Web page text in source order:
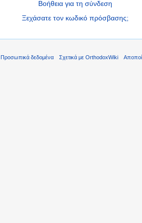
Βοήθεια για τη σύνδεση
Ξεχάσατε τον κωδικό πρόσβασης;
Προσωπικά δεδομένα Σχετικά με OrthodoxWiki